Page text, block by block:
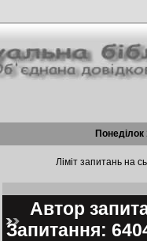
Ліміт запитань на
Автор
Запитання: